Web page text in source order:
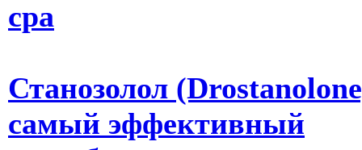
cpa
Станозолол
самый эффективный